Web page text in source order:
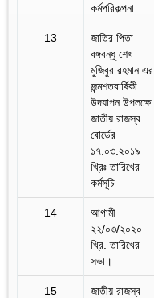
কর্মপরিকল্পনা
13
জাতির পিতা
বঙ্গবন্ধু শেখ
মুজিবুর রহমান এর
জন্মশতবার্ষিকী
উদযাপন উপলক্ষে
জাতীয় রাজস্ব
বোর্ডের
১৭.০৩.২০১৯
খ্রিঃ তারিখের
কর্মসূচি
14
আগামী
২২/০৩/২০২০
খ্রি. তারিখের
সভা।
15
জাতীয় রাজস্ব